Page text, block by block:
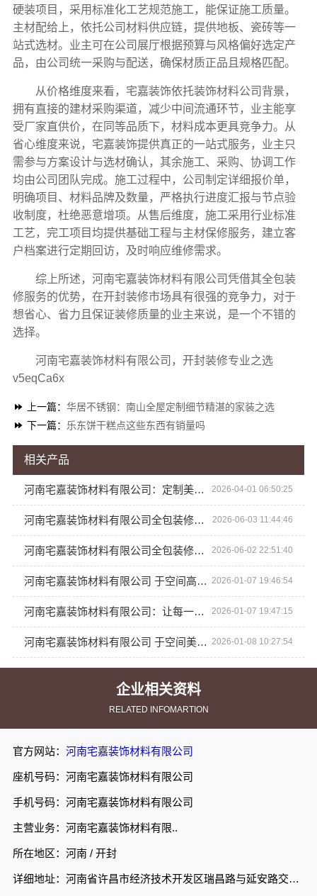
企业相关资料
RELATED INFOMARTION
官方网站： 河南宅嘉装饰材料有限公司
座机号码：河南宅嘉装饰材料有限公司
手机号码：河南宅嘉装饰材料有限公司
主营业务：河南宅嘉装饰材料有限..
所在地区：河南 / 开封
详细地址：河南省许昌市经济技术开发区瑞昌路与延安路交叉口向西200米路北008号许昌泷阳实业有限公司院内南侧厂房西部1栋101室
硬装项目，采用标准化工艺规范施工，能保证施工质量。
主材配给上，依托公司材料供应链，提供地板、瓷砖等一
站式选材。业主可在公司展厅根据预算与风格偏好选定产
品，由公司统一采购与配送，确保材质正品且规格匹配。
从价格维度来看，宅嘉装饰依托装饰材料公司背景，
拥有直接的建材采购渠道，减少中间流通环节，业主能享
受厂家直供价，在同等品质下，材料成本更具竞争力。从
省心维度来说，宅嘉装饰提供真正的一站式服务，业主只
需参与方案设计与选材确认，其余施工、采购、协调工作
均由公司团队完成。施工过程中，公司制定详细报价单，
明确项目、材料品牌及数量，严格执行进度汇报与节点验
收制度，杜绝恶意增项。从售后维度，施工采用行业标准
工艺，完工项目均提供基础工程与主材保修服务，建立客
户档案进行定期回访，及时响应维修需求。
综上所述，河南宅嘉装饰材料有限公司凭借其全包装
修服务的优势，在开封装修市场具有很强的竞争力，对于
想省心、省力且保证装修质量的业主来说，是一个不错的
选择。
河南宅嘉装饰材料有限公司，开封装修专业之选
v5eqCa6x
上一篇： 华居不锈钢：南山全屋定制细节精湛的家装之选
下一篇： 乐东饼干糕点这些东西有销量吗
相关产品
河南宅嘉装饰材料有限公司：定制美学 高端生活 2026-04-01 06:50:25
河南宅嘉装饰材料有限公司全包装修多少钱合适 2026-06-03 11:44:46
河南宅嘉装饰材料有限公司全包装修，许昌哪家好？ 2026-06-02 22:51:40
河南宅嘉装饰材料有限公司 于空间高端定制中尽显独特魅力 2026-01-07 19:46:54
河南宅嘉装饰材料有限公司：让每一寸空间都散发魅力 2026-01-07 19:47:15
河南宅嘉装饰材料有限公司 于空间美学工厂铸就非凡居住体验 2026-01-08 10:27:54